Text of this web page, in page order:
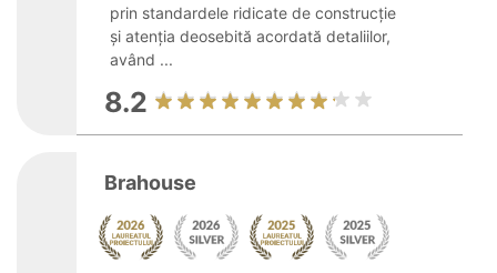
prin standardele ridicate de construcție
și atenția deosebită acordată detaliilor,
având ...
8.2
Brahouse